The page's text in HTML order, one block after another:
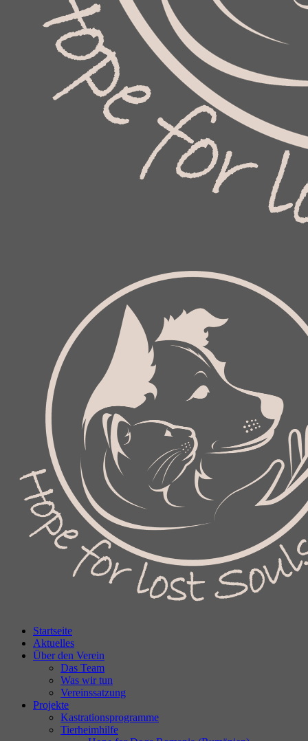
Startseite
Aktuelles
Über den Verein
Das Team
Was wir tun
Vereinssatzung
Projekte
Kastrationsprogramme
Tierheimhilfe